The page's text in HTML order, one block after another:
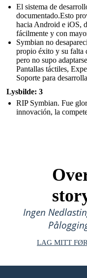
El sistema de
documentado.Esto
hacia Android e iOS,
fácilmente y con
Symbian no
propio éxito y su falta
pero no supo
Pantallas táctiles,
Soporte para
Lysbilde: 3
RIP Symbian. Fue
innovación, la
Ingen
LAG MITT